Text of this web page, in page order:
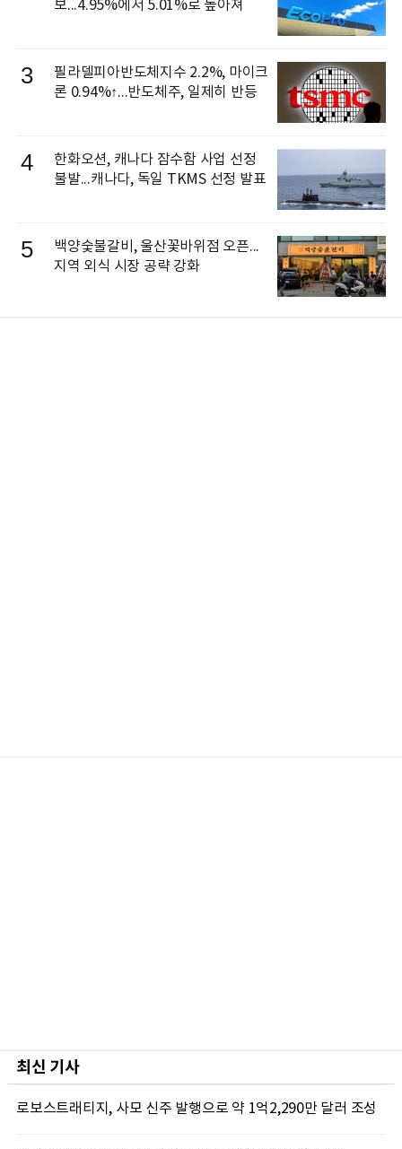
보...4.95%에서 5.01%로 높아져
3
필라델피아반도체지수 2.2%, 마이크
론 0.94%↑...반도체주, 일제히 반등
4
한화오션, 캐나다 잠수함 사업 선정
불발...캐나다, 독일 TKMS 선정 발표
5
백양숯불갈비, 울산꽃바위점 오픈...
지역 외식 시장 공략 강화
최신 기사
로보스트래티지, 사모 신주 발행으로 약 1억2,290만 달러 조성